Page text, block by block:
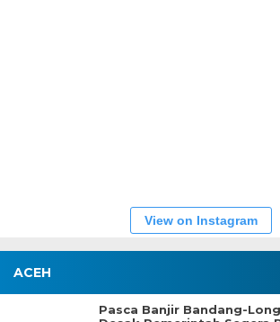
View on Instagram
ACEH
Pasca Banjir Bandang-